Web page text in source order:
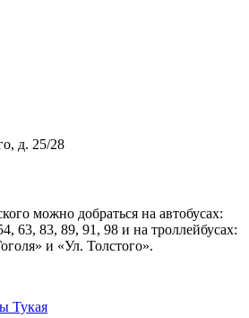
д. 25/28
можно добраться на автобусах:
63, 83, 89, 91, 98 и на троллейбусах:
и «Ул. Толстого».
Тукая